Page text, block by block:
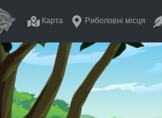
Карта Риболовні місця